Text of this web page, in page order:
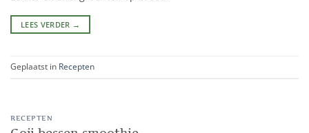
LEES VERDER →
Geplaatst in Recepten
RECEPTEN